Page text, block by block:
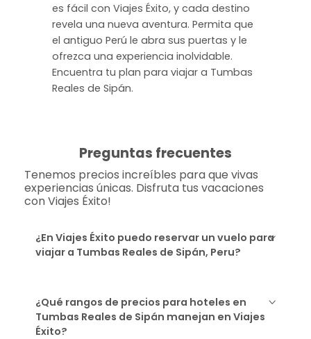
es fácil con Viajes Éxito, y cada destino
revela una nueva aventura. Permita que
el antiguo Perú le abra sus puertas y le
ofrezca una experiencia inolvidable.
Encuentra tu plan para viajar a Tumbas
Reales de Sipán.
Preguntas frecuentes
Tenemos precios increíbles para que vivas
experiencias únicas. Disfruta tus vacaciones
con Viajes Éxito!
¿En Viajes Éxito puedo reservar un vuelo para
viajar a Tumbas Reales de Sipán, Peru?
¿Qué rangos de precios para hoteles en
Tumbas Reales de Sipán manejan en Viajes
Éxito?